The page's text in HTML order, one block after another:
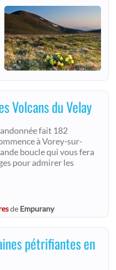
Volcans du Velay
fait 182
à Vorey-sur-
boucle qui vous fera
pour admirer les
de Empurany
pétrifiantes en